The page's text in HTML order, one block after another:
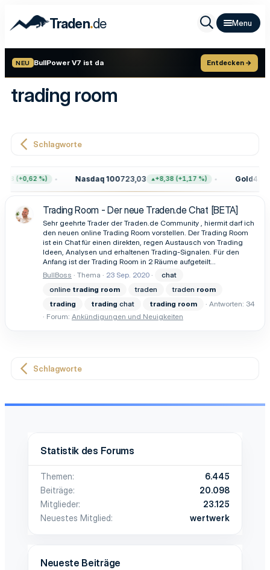
Traden.de
NEU BullPower V7 ist da Entdecken →
trading room
Schlagworte
(+0,62 %) Nasdaq 100723,03 +8,38 (+1,17 %) Gold
Trading Room - Der neue Traden.de Chat [BETA]
Sehr geehrte Trader der Traden.de Community , hiermit darf ich
den neuen online Trading Room vorstellen. Der Trading Room
ist ein Chat für einen direkten, regen Austausch von Trading
Ideen, Analysen und erhaltenen Trading-Signalen. Für den
Anfang ist der Trading Room in 2 Räume aufgeteilt...
BullBoss
Thema 23 Sep. 2020
chat
online trading room traden traden room
trading
trading chat trading room
Antworten: 34
Forum: Ankündigungen und Neuigkeiten
Schlagworte
Statistik des Forums
Themen
6.445
Beiträge
20.098
Mitglieder
23.125
Neuestes Mitglied
wertwerk
Neueste Beiträge